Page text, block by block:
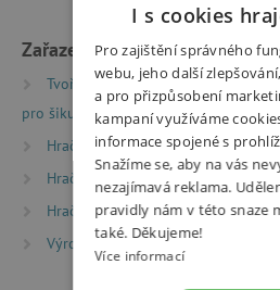
Zařazeno v kategoriích
Tvoření Kreativní sady a
pro šikuly
Hračky dle věku
Hry a hračky
Hračky dle věku
Hry a hračky
Hračky dle typu
Výrobci
Avenue Mandarine
I s cookies
Pro zajištění správného
webu, jeho další
a pro přizpůsobení
kampaní využíváme
informace spojené s
Snažíme se, aby na vás
nezajímavá reklama.
pravidly nám v této snaze
také. Děkujeme!
Více informací